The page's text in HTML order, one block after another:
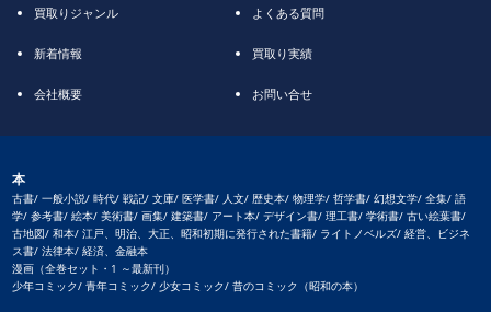
買取りジャンル よくある質問
新着情報 買取り実績
会社概要 お問い合せ
本
古書/ 一般小説/ 時代/ 戦記/ 文庫/ 医学書/ 人文/ 歴史本/ 物理学/ 哲学書/ 幻想文学/ 全集/ 語
学/ 参考書/ 絵本/ 美術書/ 画集/ 建築書/ アート本/ デザイン書/ 理工書/ 学術書/ 古い絵葉書/
古地図/ 和本/ 江戸、明治、大正、昭和初期に発行された書籍/ ライトノベルズ/ 経営、ビジネ
ス書/ 法律本/ 経済、金融本
漫画（全巻セット・1 ～最新刊）
少年コミック/ 青年コミック/ 少女コミック/ 昔のコミック（昭和の本）